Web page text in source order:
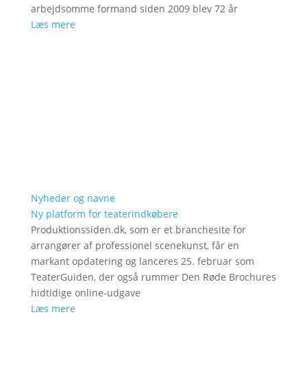
arbejdsomme formand siden 2009 blev 72 år
Læs mere
Nyheder og navne
Ny platform for teaterindkøbere
Produktionssiden.dk, som er et branchesite for
arrangører af professionel scenekunst, får en
markant opdatering og lanceres 25. februar som
TeaterGuiden, der også rummer Den Røde Brochures
hidtidige online-udgave
Læs mere